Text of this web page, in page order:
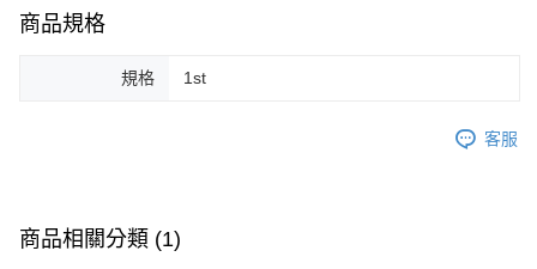
商品規格
規格 1st
客服
商品相關分類 (1)